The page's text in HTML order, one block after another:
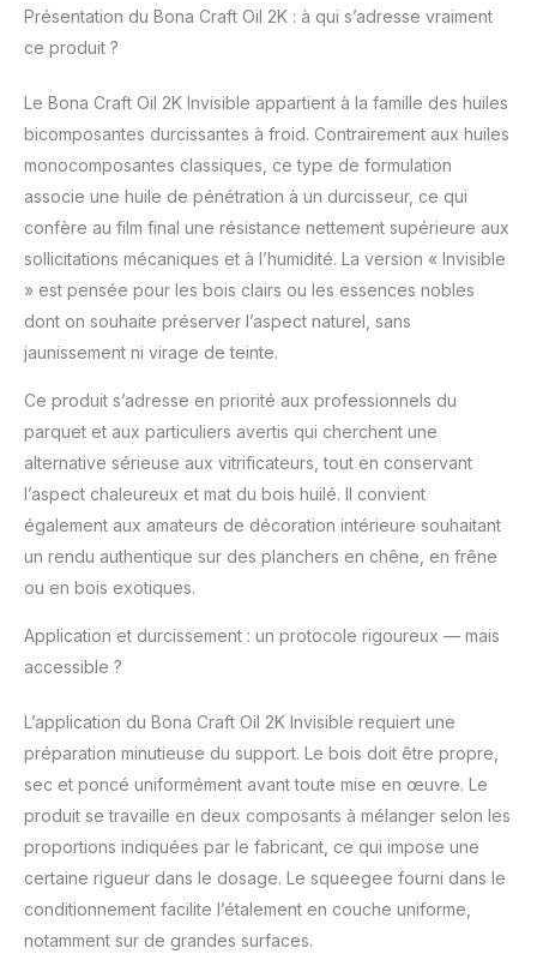
DIN 51130 (huilé, sans
Présentation du Bona Craft Oil 2K : à qui s’adresse vraiment
ce produit ?
Le Bona Craft Oil 2K Invisible appartient à la famille des huiles
bicomposantes durcissantes à froid. Contrairement aux huiles
monocomposantes classiques, ce type de formulation
associe une huile de pénétration à un durcisseur, ce qui
confère au film final une résistance nettement supérieure aux
sollicitations mécaniques et à l’humidité. La version « Invisible
» est pensée pour les bois clairs ou les essences nobles
dont on souhaite préserver l’aspect naturel, sans
jaunissement ni virage de teinte.
Ce produit s’adresse en priorité aux professionnels du
parquet et aux particuliers avertis qui cherchent une
alternative sérieuse aux vitrificateurs, tout en conservant
l’aspect chaleureux et mat du bois huilé. Il convient
également aux amateurs de décoration intérieure souhaitant
un rendu authentique sur des planchers en chêne, en frêne
ou en bois exotiques.
Application et durcissement : un protocole rigoureux — mais
accessible ?
L’application du Bona Craft Oil 2K Invisible requiert une
préparation minutieuse du support. Le bois doit être propre,
sec et poncé uniformément avant toute mise en œuvre. Le
produit se travaille en deux composants à mélanger selon les
proportions indiquées par le fabricant, ce qui impose une
certaine rigueur dans le dosage. Le squeegee fourni dans le
conditionnement facilite l’étalement en couche uniforme,
notamment sur de grandes surfaces.